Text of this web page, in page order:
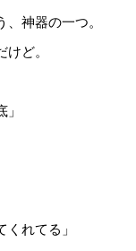
神器の一つ。
ど。
くれてる」